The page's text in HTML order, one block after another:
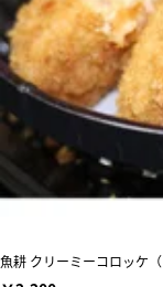
魚耕 クリーミーコロッケ